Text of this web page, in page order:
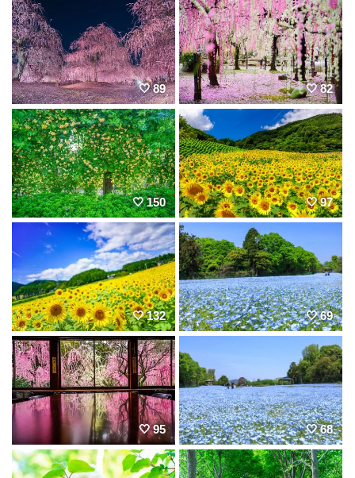
89 82
150 97
132 69
95 68